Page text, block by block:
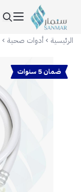
سنمار Sanmar
الرئيسية أدوات صحية
ضمان 5 سنوات